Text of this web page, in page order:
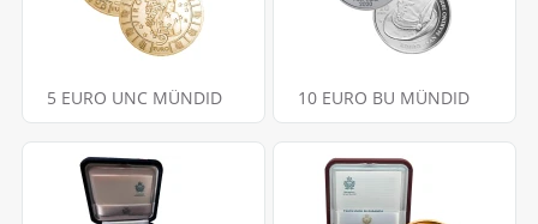
5 EURO UNC MÜNDID 10 EURO BU MÜNDID